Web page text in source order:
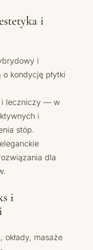
i
i
kondycję płytki
i leczniczy — w
i
stóp.
dla
i
okłady, masaże